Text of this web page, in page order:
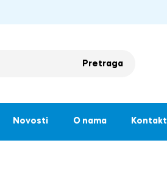
Pretraga
Novosti O nama Kontakt